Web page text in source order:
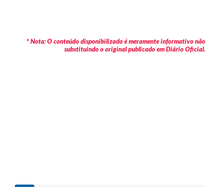
* Nota: O conteúdo disponibilizado é meramente informativo não
substituindo o original publicado em Diário Oficial.